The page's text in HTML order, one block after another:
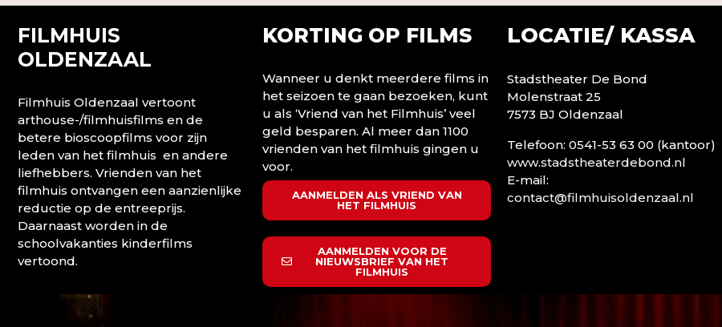
FILMHUIS
OLDENZAAL
Filmhuis Oldenzaal vertoont
arthouse-/filmhuisfilms en de
betere bioscoopfilms voor zijn
leden van het filmhuis en andere
liefhebbers. Vrienden van het
filmhuis ontvangen een aanzienlijke
reductie op de entreeprijs.
Daarnaast worden in de
schoolvakanties kinderfilms
vertoond.
KORTING OP FILMS
Wanneer u denkt meerdere films in
het seizoen te gaan bezoeken, kunt
u als ‘Vriend van het Filmhuis’ veel
geld besparen. Al meer dan 1100
vrienden van het filmhuis gingen u
voor.
AANMELDEN ALS VRIEND VAN
HET FILMHUIS
AANMELDEN VOOR DE
NIEUWSBRIEF VAN HET
FILMHUIS
LOCATIE/ KASSA
Stadstheater De Bond
Molenstraat 25
7573 BJ Oldenzaal
Telefoon: 0541-53 63 00 (kantoor)
www.stadstheaterdebond.nl
E-mail:
contact@filmhuisoldenzaal.nl